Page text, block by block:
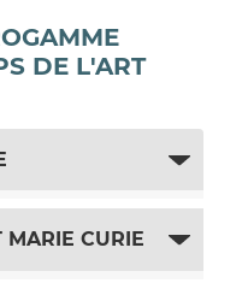
DE L'ART
MARIE CURIE